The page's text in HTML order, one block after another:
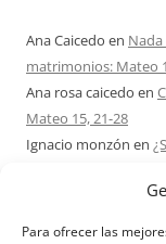
Para ofrecer las
Ana Caicedo en
matrimonios: Mateo
Ana rosa caicedo en
Mateo 15, 21-28
Ignacio monzón en
Maria Asuncion
Matrimonios: Mateo